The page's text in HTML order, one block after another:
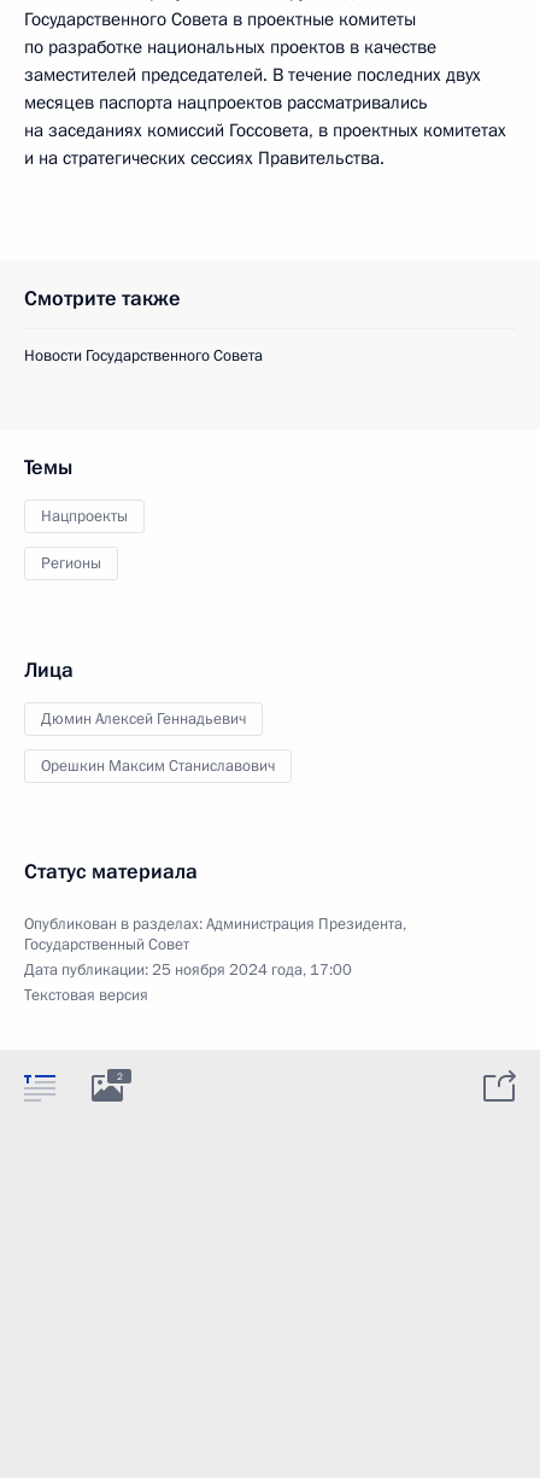
Государственного Совета в проектные комитеты
по разработке национальных проектов в качестве
заместителей председателей. В течение последних двух
месяцев паспорта нацпроектов рассматривались
на заседаниях комиссий Госсовета, в проектных комитетах
и на стратегических сессиях Правительства.
Смотрите также
Новости Государственного Совета
Темы
Нацпроекты
Регионы
Лица
Дюмин Алексей Геннадьевич
Орешкин Максим Станиславович
Статус материала
Опубликован в разделах:Администрация Президента,
Государственный Совет
Дата публикации:25 ноября 2024 года, 17:00
Текстовая версия
2